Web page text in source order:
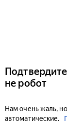
не робот
Нам очень жаль,
автоматические.